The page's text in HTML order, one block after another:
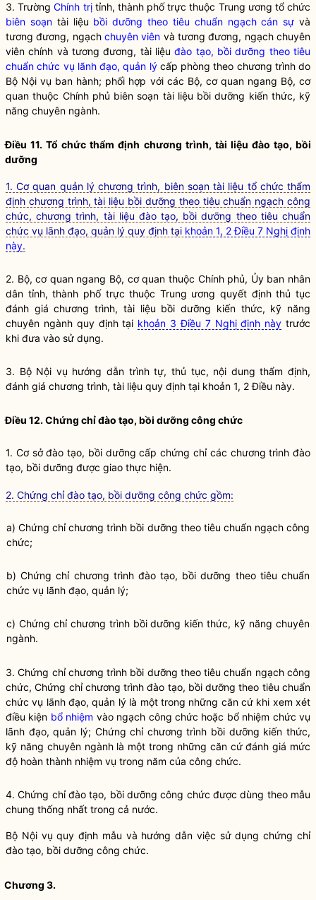
3. TrườngChính trịtỉnh, thành phố trực thuộc Trung ương tổ chức
biên soạntài liệu bồi dưỡng theo tiêu chuẩn ngạch cán sự và
tương đương, ngạch chuyên viên và tương đương, ngạchchuyên
viên chính và tương đương, tài liệuđào tạo, bồi dưỡng theo tiêu
chuẩn chức vụ lãnh đạo, quản lýcấp phòng theo chương trình do
Bộ Nội vụ ban hành; phối hợp với các Bộ, cơ quan ngang Bộ, cơ
quan thuộc Chính phủ biên soạn tài liệu bồi dưỡng kiến thức, kỹ
năng chuyên ngành.
Điều 11. Tổ chức thẩm định chương trình, tài liệu đào tạo,bồi
dưỡng
1. Cơ quan quản lý chương trình, biên soạn tài liệu tổ chức thẩm
định chương trình, tài liệu bồi dưỡng theo tiêu chuẩn ngạch công
chức, chương trình, tài liệu đào tạo, bồi dưỡng theo tiêu chuẩn
chức vụ lãnh đạo, quản lý quy định tại khoản 1, 2 Điều 7 Nghị định
này.
2. Bộ, cơ quan ngang Bộ, cơ quan thuộc Chính phủ, Ủy ban nhân
dân tỉnh, thành phố trực thuộc Trung ương quyết định thủ tục
đánh giá chương trình, tài liệu bồi dưỡng kiến thức, kỹ năng
chuyên ngành quy định tại khoản 3 Điều 7 Nghị định này trước
khi đưa vào sử dụng.
3. Bộ Nội vụ hướng dẫn trình tự, thủ tục, nội dung thẩm định,
đánh giá chương trình, tài liệu quy định tại khoản 1, 2 Điều này.
Điều 12. Chứng chỉđào tạo, bồi dưỡng công chức
1. Cơ sởđào tạo, bồi dưỡng cấp chứng chỉ các chương trìnhđào
tạo, bồi dưỡng được giao thực hiện.
2. Chứng chỉ đào tạo, bồi dưỡng công chức gồm:
a) Chứng chỉ chương trình bồi dưỡng theo tiêu chuẩn ngạchcông
chức;
b) Chứng chỉ chương trình đào tạo, bồi dưỡng theo tiêu chuẩn
chức vụ lãnh đạo, quản lý;
c) Chứng chỉ chương trình bồi dưỡng kiến thức, kỹ năng chuyên
ngành.
3. Chứng chỉ chương trình bồi dưỡng theo tiêu chuẩn ngạchcông
chức, Chứng chỉ chương trìnhđào tạo, bồi dưỡng theo tiêu chuẩn
chức vụ lãnh đạo, quản lý là một trong những căn cứ khi xem xét
điều kiện bổ nhiệm vào ngạch công chức hoặc bổ nhiệm chức vụ
lãnh đạo, quản lý; Chứng chỉ chương trình bồi dưỡng kiến thức,
kỹ năng chuyên ngành là một trong những căn cứ đánh giá mức
độ hoàn thành nhiệm vụ trong năm của công chức.
4. Chứng chỉđào tạo, bồi dưỡng công chức được dùng theo mẫu
chung thống nhất trong cả nước.
Bộ Nội vụ quy định mẫu và hướng dẫn việc sử dụng chứng chỉ
đào tạo, bồi dưỡng công chức.
Chương 3.